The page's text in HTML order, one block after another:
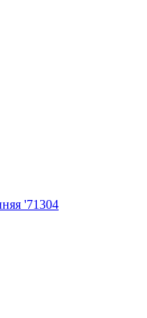
'71304